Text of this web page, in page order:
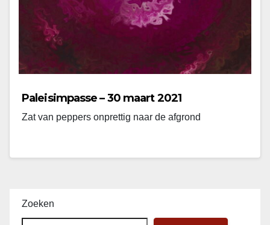
Paleisimpasse – 30 maart 2021
Zat van peppers onprettig naar de afgrond
Zoeken